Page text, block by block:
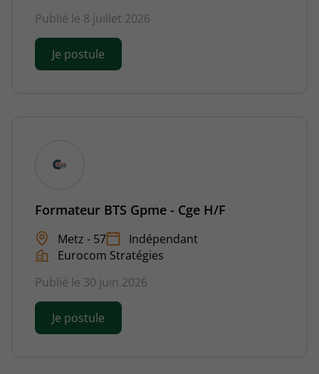
Publié le 8 juillet 2026
Je postule
Formateur BTS Gpme - Cge H/F
Metz - 57
Indépendant
Eurocom Stratégies
Publié le 30 juin 2026
Je postule